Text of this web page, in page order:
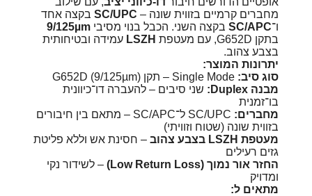
מחברים קרמיים בזווית שונה – SC/UPC בקצה אחד
ו־SC/APC בקצה השני. הכבל בנוי מסיבי 9/125µm
בתקן G652D, עם מעטפת
LSZH עמידה ובטיחותית
בצבע צהוב.
יתרונות המוצר:
סוג סיב:
מבנה Duplex:
שני סיבים – להעברה דו־כיוונית
בו־זמנית
מחברים:
SC/UPC ל־SC/APC – מתאם בין חיבורים
בזווית שונה (שטוח וזוויתי)
מעטפת LSZH בצבע צהוב
– חסינת אש וללא פליטת
גזים רעילים
החזר אור נמוך (Low Return Loss)
– לשידור נקי
ומדויק
מתאים ל: